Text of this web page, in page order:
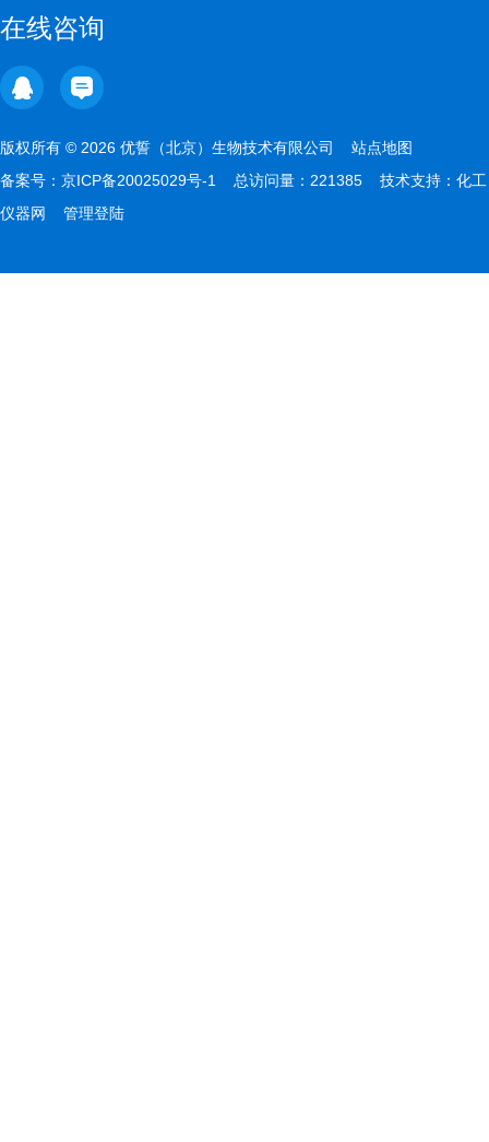
在线咨询
版权所有 © 2026 优誓（北京）生物技术有限公司 站点地图
备案号： 京ICP备20025029号-1 总访问量：221385 技术支持： 化工
仪器网
管理登陆